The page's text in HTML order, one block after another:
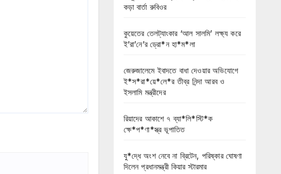
কড়া বার্তা রুবিওর
কুয়েতের তেলট্যাংকার ‘আল সালমি’ লক্ষ্য করে
ই’রা’নে’র ড্রো*ন হা*ম*লা
জেরুজালেমে ইবাদতে বাধা দেওয়ার অভিযোগে
ই*স*রা*য়ে*লে*র তীব্র নিন্দা আরব ও
ইসলামি মন্ত্রীদের
রিয়াদের আকাশে ৭ ব্যা*লি*স্টি*ক
ক্ষে*প*ণা*স্ত্র ভূপাতিত
যু*দ্ধে অংশ নেবে না ব্রিটেন, পরিষ্কার ঘোষণা
দিলেন প্রধানমন্ত্রী কিয়ার স্টারমার